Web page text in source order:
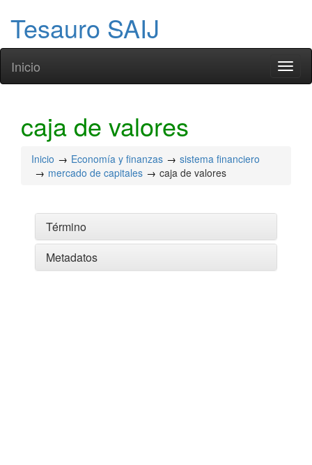
Tesauro SAIJ
Inicio
caja de valores
Inicio Economía y finanzas
sistema financiero
mercado de capitales
caja de valores
Término
Metadatos